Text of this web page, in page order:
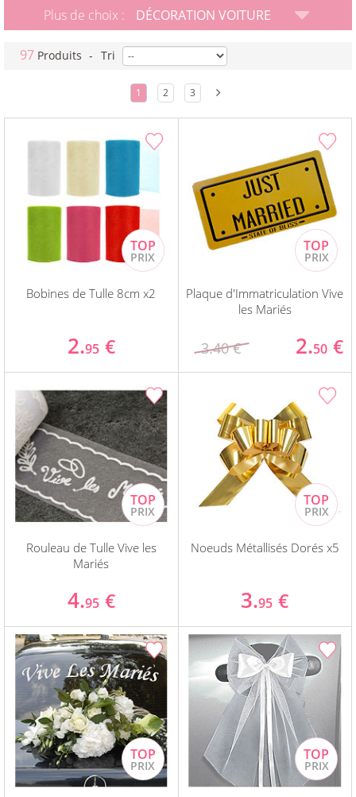
Plus de choix : DÉCORATION VOITURE
97 Produits - Tri
1 2 3
Bobines de Tulle 8cm x2
2.95 €
Plaque d'Immatriculation Vive
les Mariés
3.40 € 2.50 €
Rouleau de Tulle Vive les
Mariés
4.95 €
Noeuds Métallisés Dorés x5
3.95 €